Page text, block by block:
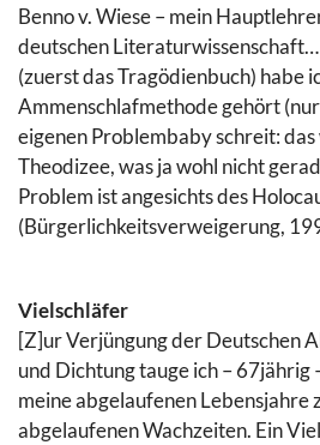
Benno v. Wiese – mein
deutschen Literaturwissenschaft…
(zuerst das Tragödienbuch) habe
Ammenschlafmethode gehört
eigenen Problembaby schreit:
Theodizee, was ja wohl nicht
Problem ist angesichts des
(Bürgerlichkeitsverweigerung,
Vielschläfer
[Z]ur Verjüngung der Deutschen
und Dichtung tauge ich – 67jährig
meine abgelaufenen Lebensjahre
abgelaufenen Wachzeiten. Ein